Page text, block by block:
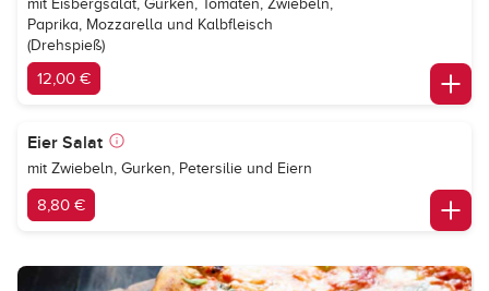
mit Eisbergsalat, Gurken, Tomaten, Zwiebeln,
Paprika, Mozzarella und Kalbfleisch
(Drehspieß)
12,00 €
Eier Salat
mit Zwiebeln, Gurken, Petersilie und Eiern
8,80 €